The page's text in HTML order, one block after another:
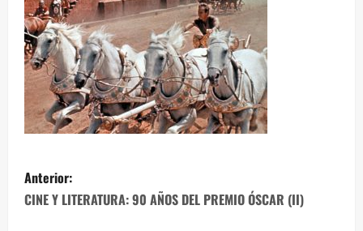
Anterior:
CINE Y LITERATURA: 90 AÑOS DEL PREMIO ÓSCAR (II)